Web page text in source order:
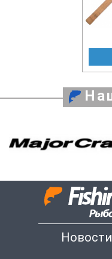
Новости